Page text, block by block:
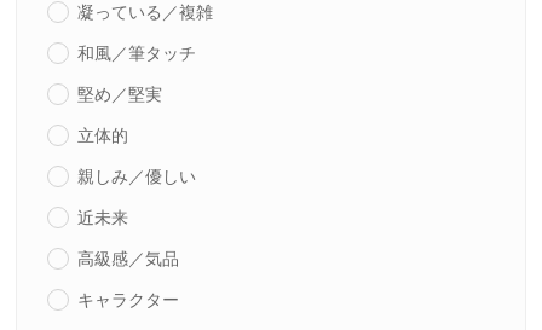
凝っている／複雑
和風／筆タッチ
堅め／堅実
立体的
親しみ／優しい
近未来
高級感／気品
キャラクター